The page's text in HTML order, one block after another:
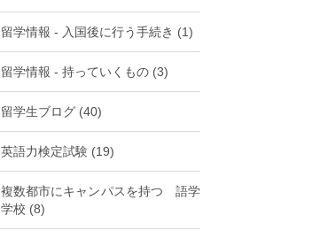
留学情報 - 入国後に行う手続き (1)
留学情報 - 持っていくもの (3)
留学生ブログ (40)
英語力検定試験 (19)
複数都市にキャンパスを持つ 語学
学校 (8)